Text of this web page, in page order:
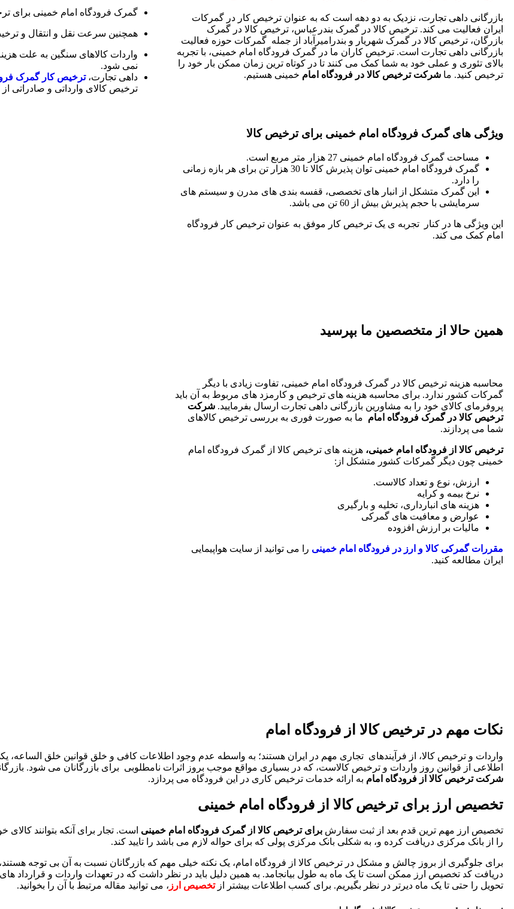
بازرگانی داهی تجارت، نزدیک به دو دهه است که به عنوان ترخیص کار در گمرکات
ایران فعالیت می کند. ترخیص کالا در گمرک بندرعباس، ترخیص کالا در گمرک
بازرگان، ترخیص کالا در گمرک شهریار و بندرامیرآباد از جمله گمرکات حوزه فعالیت
بازرگانی داهی تجارت است. ترخیص کاران ما در گمرک فرودگاه امام خمینی، با تجربه
بالای تئوری و عملی خود به شما کمک می کنند تا در کوتاه ترین زمان ممکن بار خود را
ترخیص کنید. ما شرکت ترخیص کالا در فرودگاه امام خمینی هستیم.
گمرک فرودگاه امام خمینی برای
همچنین سرعت نقل و انتقال و
واردات کالاهای سنگین به علت
نمی شود.
داهی تجارت،ترخیص کار گمرک
ترخیص کالای وارداتی و صادراتی
ویژگی های گمرک فرودگاه امام خمینی برای ترخیص کالا
مساحت گمرک فرودگاه امام خمینی 27 هزار متر مربع است.
گمرک فرودگاه امام خمینی توان پذیرش کالا تا 30 هزار تن برای هر بازه زمانی
را دارد.
این گمرک متشکل از انبار های تخصصی، قفسه بندی های مدرن و سیستم های
سرمایشی با حجم پذیرش بیش از 60 تن می باشد.
این ویژگی ها در کنار تجربه ی یک ترخیص کار موفق به عنوان ترخیص کار فرودگاه
امام کمک می کند.
همین حالا از متخصصین ما بپرسید
محاسبه هزینه ترخیص کالا در گمرک فرودگاه امام خمینی، تفاوت زیادی با دیگر
گمرکات کشور ندارد. برای محاسبه هزینه های ترخیص و کارمزد های مربوط به آن باید
پروفرمای کالای خود را به مشاورین بازرگانی داهی تجارت ارسال بفرمایید. شرکت
ترخیص کالا در گمرک فرودگاه امام ما به صورت فوری به بررسی ترخیص کالاهای
شما می پردازند.
ترخیص کالا از فرودگاه امام خمینی، هزینه های ترخیص کالا از گمرک فرودگاه امام
خمینی چون دیگر گمرکات کشور متشکل از:
ارزش، نوع و تعداد کالاست.
نرخ بیمه و کرایه
هزینه های انبارداری، تخلیه و بارگیری
عوارض و معافیت های گمرکی
مالیات بر ارزش افزوده
مقررات گمرکی کالا و ارز در فرودگاه امام خمینی را می توانید از سایت هواپیمایی
ایران مطالعه کنید.
نکات مهم در ترخیص کالا از فرودگاه امام
واردات و ترخیص کالا، از فرآیندهای تجاری مهم در ایران هستند؛ به واسطه عدم وجود اطلاعات کافی و خلق قوانین خلق الساعه،
اطلاعی از قوانین روز واردات و ترخیص کالاست، که در بسیاری مواقع موجب بروز اثرات نامطلوبی برای بازرگانان می شود. بازرگانی داهی تجارت با
شرکت ترخیص کالا از فرودگاه امام به ارائه خدمات ترخیص کاری در این فرودگاه می پردازد.
تخصیص ارز برای ترخیص کالا از فرودگاه امام خمینی
تخصیص ارز مهم ترین قدم بعد از ثبت سفارش برای ترخیص کالا از گمرک فرودگاه امام خمینی است. تجار برای آنکه بتوانند
را از بانک مرکزی دریافت کرده و، به شکلی بانک مرکزی پولی که برای حواله لازم می باشد را تایید کند.
برای جلوگیری از بروز چالش و مشکل در ترخیص کالا از فرودگاه امام، یک نکته خیلی مهم که بازرگانان نسبت به آن بی توجه
دریافت کد تخصیص ارز ممکن است تا یک ماه به طول بیانجامد. به همین دلیل باید در نظر داشت که در تعهدات واردات و قرارداد های
تحویل را حتی تا یک ماه دیرتر در نظر بگیریم. برای کسب اطلاعات بیشتر ازتخصیص ارز ، می توانید مقاله مرتبط با آن را بخوانید.